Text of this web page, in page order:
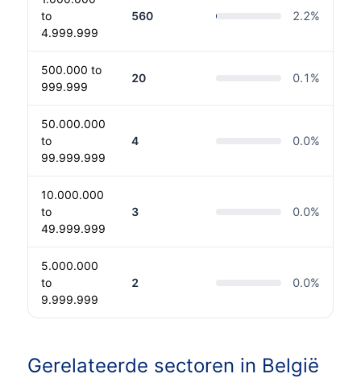
to
4.999.999
560 2.2%
500.000 to
999.999
20 0.1 %
50.000.000
to
99.999.999
4 0.0%
10.000.000
to
49.999.999
3 0.0%
5.000.000
to
9.999.999
2 0.0%
Gerelateerde sectoren in België